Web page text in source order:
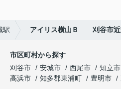
駅 アイリス横山Ｂ 刈谷市近
市区町村から探す
刈谷市
安城市 西尾市 知立市
高浜市
知多郡東浦町 豊明市